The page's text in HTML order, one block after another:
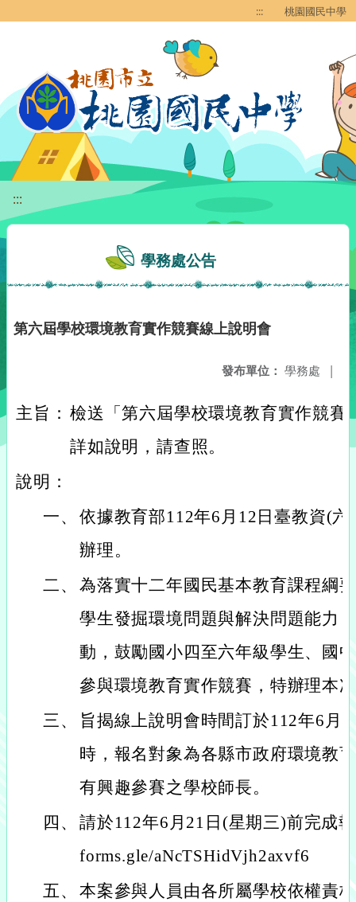
::: 桃園國民中學
:::
學務處公告
第六屆學校環境教育實作競賽線上說明會
發布單位： 學務處 |
主旨： 檢送「第六屆學校環境教育實作競賽
詳如說明，請查照。
說明：
一、 依據教育部112年6月12日臺教資(
辦理。
二、 為落實十二年國民基本教育課程綱
學生發掘環境問題與解決問題能力
動，鼓勵國小四至六年級學生、國
參與環境教育實作競賽，特辦理本
三、
旨揭線上說明會時間訂於112年6月
時，報名對象為各縣市政府環境教
有興趣參賽之學校師長。
四、 請於112年6月21日(星期三)前完成
forms.gle/aNcTSHidVjh2axvf6
五、 本案參與人員由各所屬學校依權責